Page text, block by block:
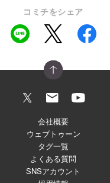
コミチをシェア
会社概要
ウェブトゥーン
タグ一覧
よくある質問
SNSアカウント